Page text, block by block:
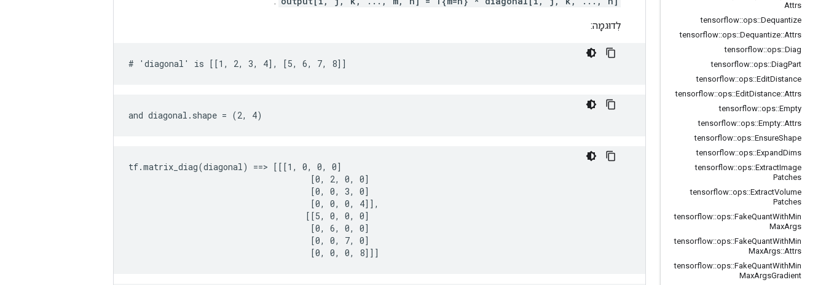
Attrs
tensorflow::ops::Dequantize
tensorflow::ops::Dequantize::Attrs
tensorflow::ops::Diag
tensorflow::ops::DiagPart
tensorflow::ops::EditDistance
tensorflow::ops::EditDistance::Attrs
tensorflow::ops::Empty
tensorflow::ops::Empty::Attrs
tensorflow::ops::EnsureShape
tensorflow::ops::ExpandDims
tensorflow::ops::ExtractImage
Patches
tensorflow::ops::ExtractVolume
Patches
tensorflow::ops::FakeQuantWithMin
MaxArgs
tensorflow::ops::FakeQuantWithMin
MaxArgs::Attrs
tensorflow::ops::FakeQuantWithMin
MaxArgsGradient
לְדוּגמָה:
# 'diagonal' is [[1, 2, 3, 4], [5, 6, 7, 8]]
and diagonal.shape = (2, 4)
tf.matrix_diag(diagonal) ==> [[[1, 0, 0, 0]
                                     [0, 2, 0, 0]
                                     [0, 0, 3, 0]
                                     [0, 0, 0, 4]],
                                    [[5, 0, 0, 0]
                                     [0, 6, 0, 0]
                                     [0, 0, 7, 0]
                                     [0, 0, 0, 8]]]